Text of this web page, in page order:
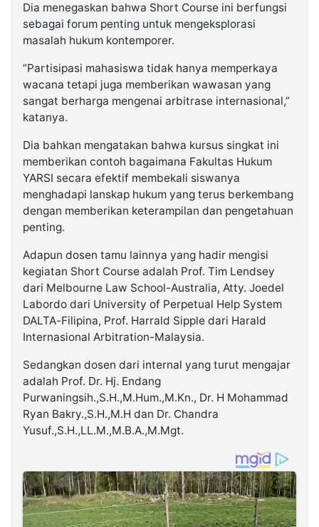
Dia menegaskan bahwa Short Course ini berfungsi
sebagai forum penting untuk mengeksplorasi
masalah hukum kontemporer.
“Partisipasi mahasiswa tidak hanya memperkaya
wacana tetapi juga memberikan wawasan yang
sangat berharga mengenai arbitrase internasional,”
katanya.
Dia bahkan mengatakan bahwa kursus singkat ini
memberikan contoh bagaimana Fakultas Hukum
YARSI secara efektif membekali siswanya
menghadapi lanskap hukum yang terus berkembang
dengan memberikan keterampilan dan pengetahuan
penting.
Adapun dosen tamu lainnya yang hadir mengisi
kegiatan Short Course adalah Prof. Tim Lendsey
dari Melbourne Law School-Australia, Atty. Joedel
Labordo dari University of Perpetual Help System
DALTA-Filipina, Prof. Harrald Sipple dari Harald
Internasional Arbitration-Malaysia.
Sedangkan dosen dari internal yang turut mengajar
adalah Prof. Dr. Hj. Endang
Purwaningsih.,S.H.,M.Hum.,M.Kn., Dr. H Mohammad
Ryan Bakry.,S.H.,M.H dan Dr. Chandra
Yusuf.,S.H.,LL.M.,M.B.A.,M.Mgt.